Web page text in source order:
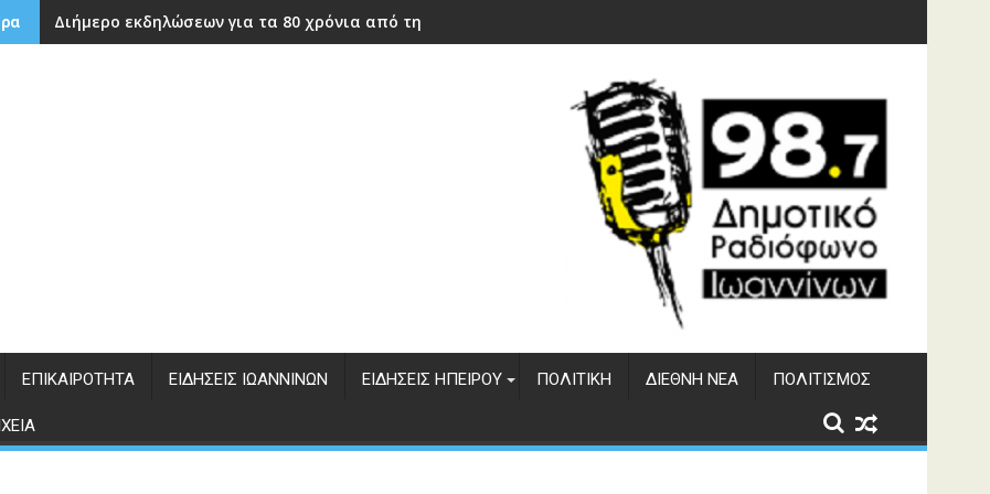
Διήμερο εκδηλώσεων για τα 80 χρόνια από την ίδρυση του ΔΣΕ
ΕΠΙΚΑΙΡΌΤΗΤΑ ΕΙΔΉΣΕΙΣ ΙΩΑΝΝΊΝΩΝ ΕΙΔΉΣΕΙΣ ΗΠΕΊΡΟΥ ΠΟΛΙΤΙΚΉ ΔΙΕΘΝΉ ΝΈΑ ΠΟΛΙΤΙΣΜΌΣ